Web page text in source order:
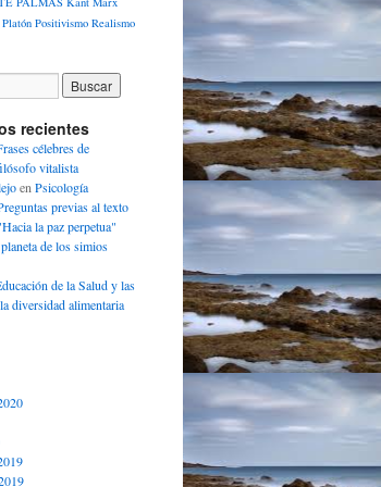
Platón Positivismo Realismo
recientes
célebres de
vitalista
en Psicología
previas al texto
la paz perpetua"
de los simios
de la Salud y las
diversidad alimentaria